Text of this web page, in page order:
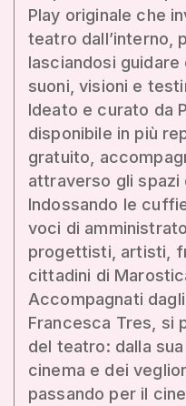
Play originale che
teatro dall’interno,
lasciandosi
suoni, visioni e
Ideato e curato da
disponibile in più
gratuito,
attraverso gli spazi
Indossando le
voci di
progettisti, artisti,
cittadini di
Accompagnati
Francesca Tres, si
del teatro: dalla
cinema e dei
passando per il